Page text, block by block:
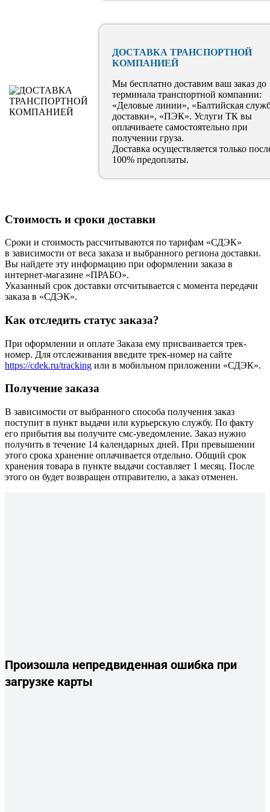
ДОСТАВКА ТРАНСПОРТНОЙ
КОМПАНИЕЙ
Мы бесплатно доставим ваш заказ до
терминала транспортной компании:
«Деловые линии», «Балтийская
доставки», «ПЭК». Услуги ТК вы
оплачиваете самостоятельно при
получении груза.
Доставка осуществляется только
100% предоплаты.
Стоимость и сроки доставки
Сроки и стоимость рассчитываются по тарифам «СДЭК»
в зависимости от веса заказа и выбранного региона доставки.
Вы найдете эту информацию при оформлении заказа в
интернет-магазине «ПРАБО».
Указанный срок доставки отсчитывается с момента передачи
заказа в «СДЭК».
Как отследить статус заказа?
При оформлении и оплате Заказа ему присваивается трек-
номер. Для отслеживания введите трек-номер на сайте
https://cdek.ru/tracking или в мобильном приложении «СДЭК».
Получение заказа
В зависимости от выбранного способа получения заказ
поступит в пункт выдачи или курьерскую службу. По факту
его прибытия вы получите смс-уведомление. Заказ нужно
получить в течение 14 календарных дней. При превышении
этого срока хранение оплачивается отдельно. Общий срок
хранения товара в пункте выдачи составляет 1 месяц. После
этого он будет возвращен отправителю, а заказ отменен.
Произошла непредвиденная ошибка при
загрузке карты